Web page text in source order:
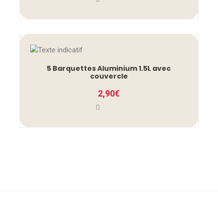
5 Barquettes Aluminium 1.5L avec
couvercle
2,90€